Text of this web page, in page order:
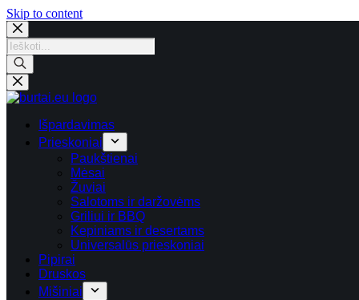
Skip to contentSkip
content
Products
search
Išpardavimas
Prieskoniai
Paukštienai
Mėsai
Žuviai
Salotoms ir daržovėms
Griliui ir BBQ
Kepiniams ir desertams
Universalūs prieskoniai
Pipirai
Druskos
Mišiniai